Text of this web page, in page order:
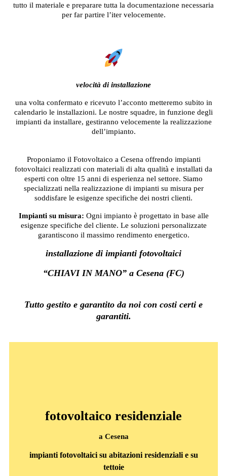
tutto il materiale e preparare tutta la documentazione necessaria
per far partire l’iter velocemente.
velocità di installazione
una volta confermato e ricevuto l’acconto metteremo subito in
calendario le installazioni. Le nostre squadre, in funzione degli
impianti da installare, gestiranno velocemente la realizzazione
dell’impianto.
Proponiamo il Fotovoltaico a Cesena offrendo impianti
fotovoltaici realizzati con materiali di alta qualità e installati da
esperti con oltre 15 anni di esperienza nel settore. Siamo
specializzati nella realizzazione di impianti su misura per
soddisfare le esigenze specifiche dei nostri clienti.
Impianti su misura: Ogni impianto è progettato in base alle
esigenze specifiche del cliente. Le soluzioni personalizzate
garantiscono il massimo rendimento energetico.
installazione di impianti fotovoltaici
“CHIAVI IN MANO” a Cesena (FC)
Tutto gestito e garantito da noi con costi certi e
garantiti.
fotovoltaico residenziale
a Cesena
impianti fotovoltaici su abitazioni residenziali e su
tettoie